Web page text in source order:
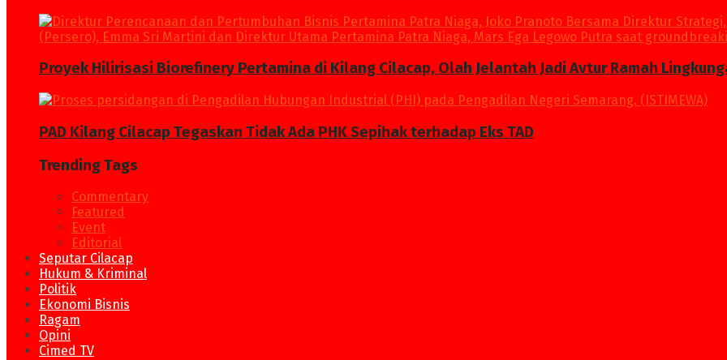
Proyek Hilirisasi Biorefinery Pertamina di Kilang Cilacap, Olah Jelantah Jadi Avtur Ramah
PAD Kilang Cilacap Tegaskan Tidak Ada PHK Sepihak terhadap Eks TAD
Trending Tags
Commentary
Featured
Event
Editorial
Seputar Cilacap
Hukum & Kriminal
Politik
Ekonomi Bisnis
Ragam
Opini
Cimed TV